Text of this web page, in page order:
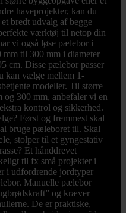
haveprojekter, kan du
bredt udvalg af begge
værktøj til netop din
vi også løse pælebor i
mm til 300 mm i diameter
cm. Disse pælebor passer
kan vælge mellem 1-
modeller. Til større
og 300 mm, anbefaler vi en
kontrol og sikkerhed.
Først og fremmest skal
bruge pæleboret til. Skal
stolper til et gyngestativ
Et hånddrevet
til fx små projekter i
i udfordrende jordtyper
Manuelle pælebor
og kræver
De er praktiske,